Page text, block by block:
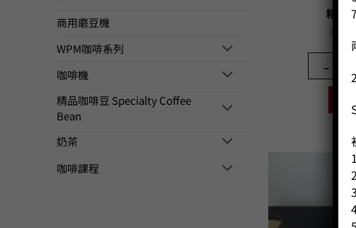
商用磨豆機
WPM咖啡系列
咖啡機
精品咖啡豆 Specialty Coffee
Bean
奶茶
咖啡課程
精美
Price:
-